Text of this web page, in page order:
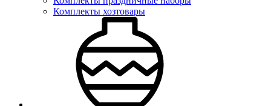
Комплекты хозтовары